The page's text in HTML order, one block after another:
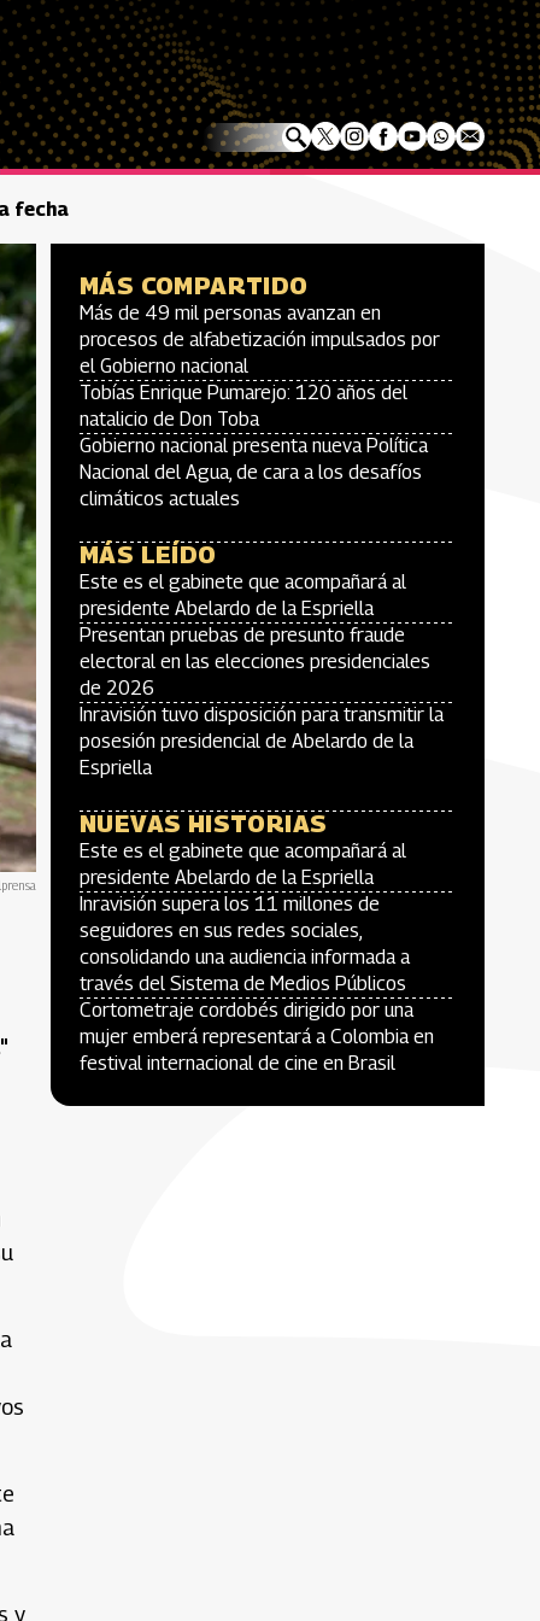
fecha
y
MÁS COMPARTIDO
Más de 49 mil personas avanzan en
procesos de alfabetización impulsados por
el Gobierno nacional
Tobías Enrique Pumarejo: 120 años del
natalicio de Don Toba
Gobierno nacional presenta nueva Política
Nacional del Agua, de cara a los desafíos
climáticos actuales
MÁS LEÍDO
Este es el gabinete que acompañará al
presidente Abelardo de la Espriella
Presentan pruebas de presunto fraude
electoral en las elecciones presidenciales
de 2026
Inravisión tuvo disposición para transmitir la
posesión presidencial de Abelardo de la
Espriella
NUEVAS HISTORIAS
Este es el gabinete que acompañará al
presidente Abelardo de la Espriella
Inravisión supera los 11 millones de
seguidores en sus redes sociales,
consolidando una audiencia informada a
través del Sistema de Medios Públicos
Cortometraje cordobés dirigido por una
mujer emberá representará a Colombia en
festival internacional de cine en Brasil